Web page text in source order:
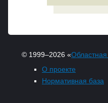
© 1999–2026 «Областная
О проекте
Нормативная база